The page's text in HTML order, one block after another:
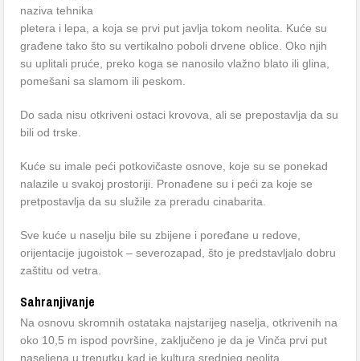
naziva tehnika
pletera i lepa, a koja se prvi put javlja tokom neolita. Kuće su
građene tako što su vertikalno poboli drvene oblice. Oko njih
su uplitali pruće, preko koga se nanosilo vlažno blato ili glina,
pomešani sa slamom ili peskom.
Do sada nisu otkriveni ostaci krovova, ali se prepostavlja da su
bili od trske.
Kuće su imale peći potkovičaste osnove, koje su se ponekad
nalazile u svakoj prostoriji. Pronađene su i peći za koje se
pretpostavlja da su služile za preradu cinabarita.
Sve kuće u naselju bile su zbijene i poređane u redove,
orijentacije jugoistok – severozapad, što je predstavljalo dobru
zaštitu od vetra.
Sahranjivanje
Na osnovu skromnih ostataka najstarijeg naselja, otkrivenih na
oko 10,5 m ispod površine, zaključeno je da je Vinča prvi put
naseljena u trenutku kad je kultura srednjeg neolita